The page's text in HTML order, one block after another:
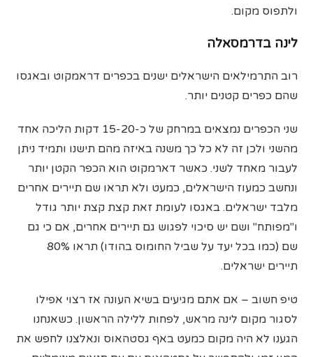
ולתפוס מקום.
לינה בדרמסאלה
רוב התרמילאים הישראלים ישנים בכפרים דראמקוט ובאגסו
שהם כפרים קטנים יותר.
שני הכפרים נמצאים במרחק של כ-15-20 דקות הליכה אחד
מהשני ולכן זה לא כל כך משנה באיזה מהם תישנו ותמיד ניתן
לעבור מאחד לשני. כאשר דארמקוט הוא הכפר הקטן יותר
ונחשב כמעוז הישראלים, כמעט ולא תראו שם תיירים אחרים
מלבד ישראלים. באגסו לעומת זאת קצת קצת יותר גודל
ו"מפותח" ושם יש סיכוי לפגוש גם תיירים אחרים, אם כי גם
שם (כמו בכל יעד על שביל החומוס בהודו) תראו 80%
תיירים ישראלים.
טיפ חשוב – אם אתם מגיעים בשיא העונה אז רצוי אפילו
לסגור מקום לינה מראש, לפחות ללילה הראשון. כשאנחנו
הגענו לא היה מקום כמעט באף גסטהאוס ונאלצנו לחפש את